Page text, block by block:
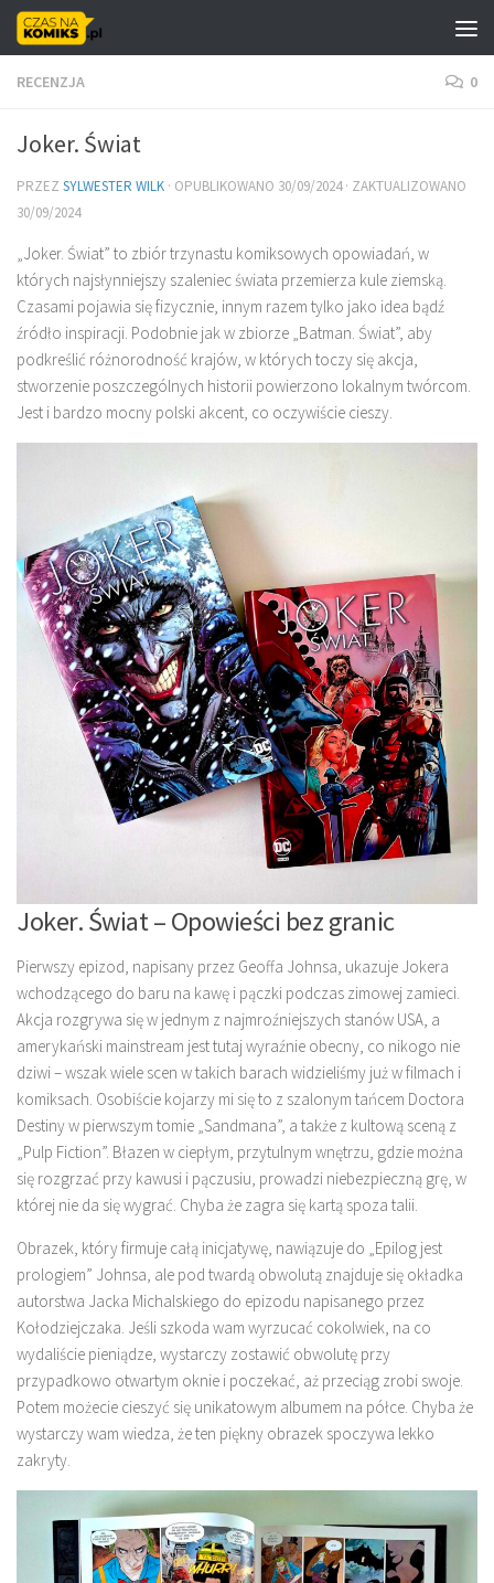
Skip to content
RECENZJA 0
Joker. Świat
PRZEZ SYLWESTER WILK · OPUBLIKOWANO 30/09/2024· ZAKTUALIZOWANO
30/09/2024
„Joker. Świat” to zbiór trzynastu komiksowych opowiadań, w
których najsłynniejszy szaleniec świata przemierza kule ziemską.
Czasami pojawia się fizycznie, innym razem tylko jako idea bądź
źródło inspiracji. Podobnie jak w zbiorze „Batman. Świat”, aby
podkreślić różnorodność krajów, w których toczy się akcja,
stworzenie poszczególnych historii powierzono lokalnym twórcom.
Jest i bardzo mocny polski akcent, co oczywiście cieszy.
Joker. Świat – Opowieści bez granic
Pierwszy epizod, napisany przez Geoffa Johnsa, ukazuje Jokera
wchodzącego do baru na kawę i pączki podczas zimowej zamieci.
Akcja rozgrywa się w jednym z najmroźniejszych stanów USA, a
amerykański mainstream jest tutaj wyraźnie obecny, co nikogo nie
dziwi – wszak wiele scen w takich barach widzieliśmy już w filmach i
komiksach. Osobiście kojarzy mi się to z szalonym tańcem Doctora
Destiny w pierwszym tomie „Sandmana”, a także z kultową sceną z
„Pulp Fiction”. Błazen w ciepłym, przytulnym wnętrzu, gdzie można
się rozgrzać przy kawusi i pączusiu, prowadzi niebezpieczną grę, w
której nie da się wygrać. Chyba że zagra się kartą spoza talii.
Obrazek, który firmuje całą inicjatywę, nawiązuje do „Epilog jest
prologiem” Johnsa, ale pod twardą obwolutą znajduje się okładka
autorstwa Jacka Michalskiego do epizodu napisanego przez
Kołodziejczaka. Jeśli szkoda wam wyrzucać cokolwiek, na co
wydaliście pieniądze, wystarczy zostawić obwolutę przy
przypadkowo otwartym oknie i poczekać, aż przeciąg zrobi swoje.
Potem możecie cieszyć się unikatowym albumem na półce. Chyba że
wystarczy wam wiedza, że ten piękny obrazek spoczywa lekko
zakryty.